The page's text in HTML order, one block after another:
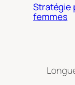
Stratégie
femmes